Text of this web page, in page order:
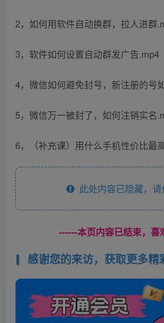
2，如何用软件自动换群，拉人进群
3，软件如何设置自动群发广告.mp4
4，微信如何避免封号，新注册的号
5，微信万一被封了，如何注销实名
6，（补充课）用什么手机性价比最
此处内容已隐藏，请
------本页内容已结束，喜
感谢您的来访，获取更多精